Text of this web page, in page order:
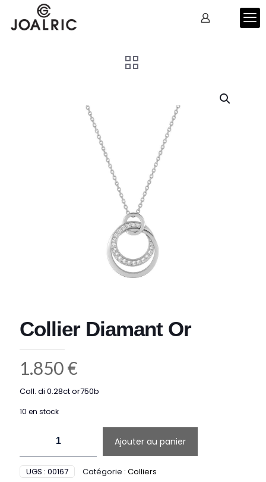
Collier Diamant Or
1.850€
Coll. di 0.28ct or750b
10 en stock
Collier
Diamant
Or
Ajouter au panier
UGS : 00167 Catégorie : Colliers